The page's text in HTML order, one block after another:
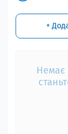
+
Немає